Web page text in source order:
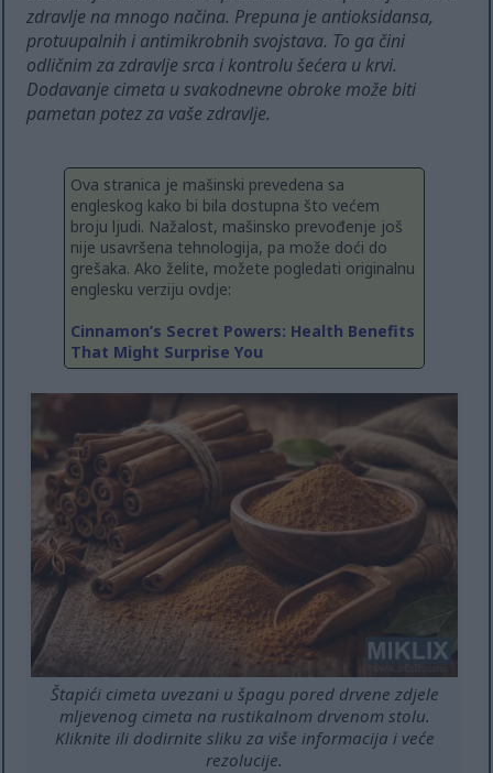
zdravlje na mnogo načina. Prepuna je antioksidansa,
protuupalnih i antimikrobnih svojstava. To ga čini
odličnim za zdravlje srca i kontrolu šećera u krvi.
Dodavanje cimeta u svakodnevne obroke može biti
pametan potez za vaše zdravlje.
Ova stranica je mašinski prevedena sa
engleskog kako bi bila dostupna što većem
broju ljudi. Nažalost, mašinsko prevođenje još
nije usavršena tehnologija, pa može doći do
grešaka. Ako želite, možete pogledati originalnu
englesku verziju ovdje:
Cinnamon’s Secret Powers: Health Benefits
That Might Surprise You
Štapići cimeta uvezani u špagu pored drvene zdjele
mljevenog cimeta na rustikalnom drvenom stolu.
Kliknite ili dodirnite sliku za više informacija i veće
rezolucije.